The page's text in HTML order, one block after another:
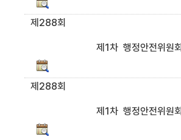
제288회
제1차 행정안전위원회
제288회
제1차 행정안전위원회